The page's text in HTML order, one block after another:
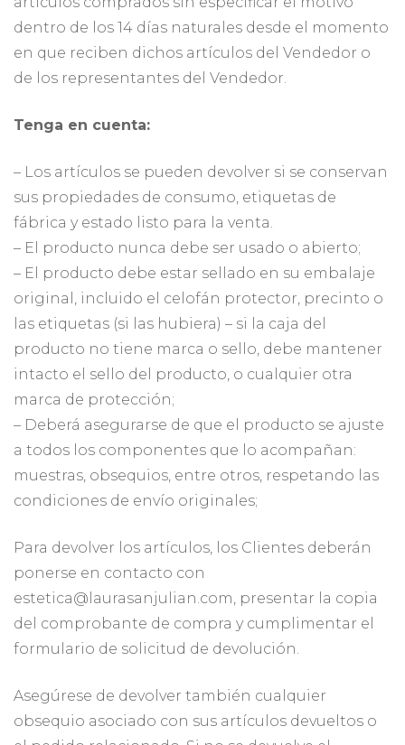
dentro de los 14 días naturales desde el momento
en que reciben dichos artículos del Vendedor o
de los representantes del Vendedor.
Tenga en cuenta:
– Los artículos se pueden devolver si se conservan
sus propiedades de consumo, etiquetas de
fábrica y estado listo para la venta.
– El producto nunca debe ser usado o abierto;
– El producto debe estar sellado en su embalaje
original, incluido el celofán protector, precinto o
las etiquetas (si las hubiera) – si la caja del
producto no tiene marca o sello, debe mantener
intacto el sello del producto, o cualquier otra
marca de protección;
– Deberá asegurarse de que el producto se ajuste
a todos los componentes que lo acompañan:
muestras, obsequios, entre otros, respetando las
condiciones de envío originales;
Para devolver los artículos, los Clientes deberán
ponerse en contacto con
estetica@laurasanjulian.com, presentar la copia
del comprobante de compra y cumplimentar el
formulario de solicitud de devolución.
Asegúrese de devolver también cualquier
obsequio asociado con sus artículos devueltos o